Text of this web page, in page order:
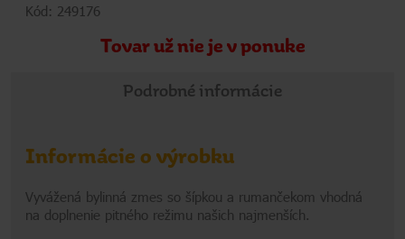
Kód: 249176
Tovar už nie je v ponuke
Podrobné informácie
Informácie o výrobku
Vyvážená bylinná zmes so šípkou a rumančekom vhodná
na doplnenie pitného režimu našich najmenších.